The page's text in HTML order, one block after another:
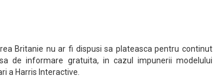
Britanie nu ar fi dispusi sa plateasca pentru continut
de informare gratuita, in cazul impunerii modelului
a Harris Interactive.